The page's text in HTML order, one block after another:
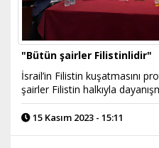
"Bütün şairler Filistinlidir"
İsrail’in Filistin kuşatmasını
şairler Filistin halkıyla
15 Kasım 2023 - 15:11